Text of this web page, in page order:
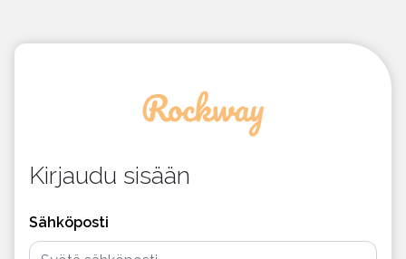
Kirjaudu sisään
Sähköposti